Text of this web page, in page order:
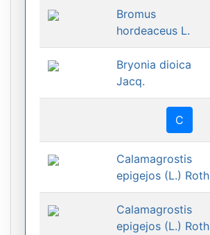
Bromus
hordeaceus L.
Bryonia dioica
Jacq.
C
Calamagrostis
epigejos (L.) Roth
Calamagrostis
epigejos (L.) Roth